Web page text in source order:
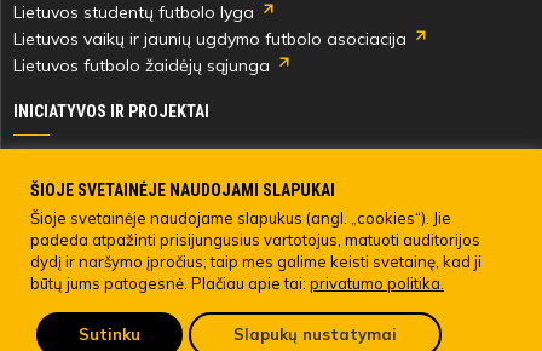
Lietuvos studentų futbolo lyga
Lietuvos vaikų ir jaunių ugdymo futbolo asociacija
Lietuvos futbolo žaidėjų sąjunga
INICIATYVOS IR PROJEKTAI
Paramos fondai
Medicinos centras
Live Your Goals
© 2022 LIETUVOS FUTBOLO FEDERACIJA. Visos teisės saugomos.
Pateikti anoniminį skundą
ŠIOJE SVETAINĖJE NAUDOJAMI SLAPUKAI
Šioje svetainėje naudojame slapukus (angl. „cookies“). Jie
padeda atpažinti prisijungusius vartotojus, matuoti auditorijos
dydį ir naršymo įpročius; taip mes galime keisti svetainę, kad ji
būtų jums patogesnė. Plačiau apie tai: privatumo politika.
Sutinku Slapukų nustatymai